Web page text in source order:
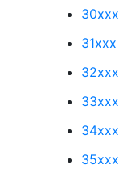
30xxx
31xxx
32xxx
33xxx
34xxx
35xxx